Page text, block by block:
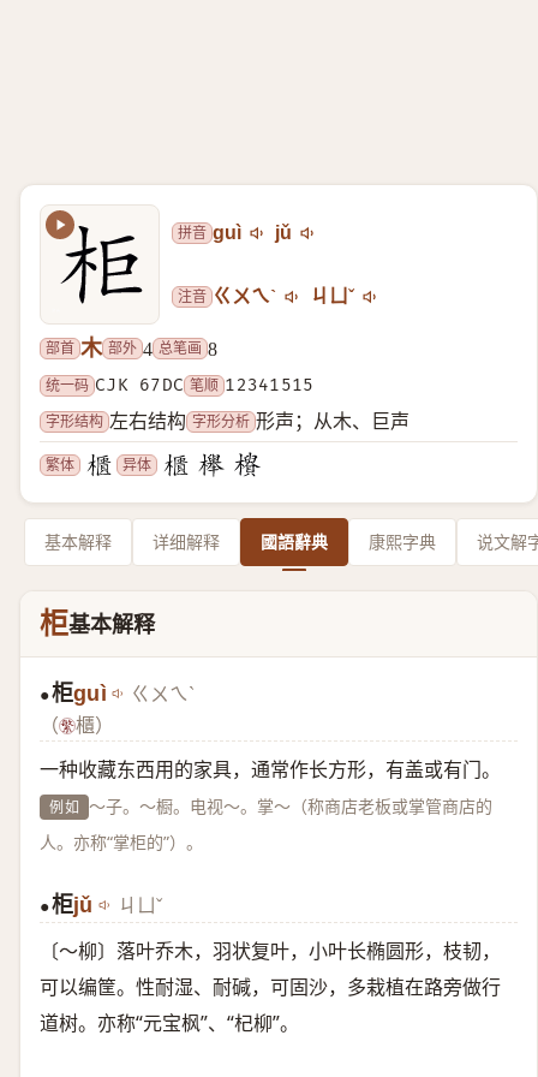
拼音 guì jǔ
注音 ㄍㄨㄟˋ ㄐㄩˇ
部首 木 部外 4 总笔画 8
统一码 CJK 67DC 笔顺 12341515
字形结构 左右结构 字形分析 形声；从木、巨声
繁体 异体
基本解释 详细解释 國語辭典 康熙字典 说文解
柜基本解释
●柜guì ㄍㄨㄟˋ
（
櫃）
一种收藏东西用的家具，通常作长方形，有盖或有门。
例如 ～子。～橱。电视～。掌～（称商店老板或掌管商店的
人。亦称“掌柜的”）。
●柜jǔ ㄐㄩˇ
〔～柳〕落叶乔木，羽状复叶，小叶长椭圆形，枝韧，
可以编筐。性耐湿、耐碱，可固沙，多栽植在路旁做行
道树。亦称“元宝枫”、“杞柳”。